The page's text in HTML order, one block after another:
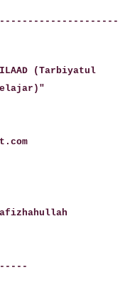
(Tarbiyatul